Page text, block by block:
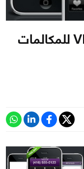
صدور تحديث لبرنامج VIBER للمكالمات